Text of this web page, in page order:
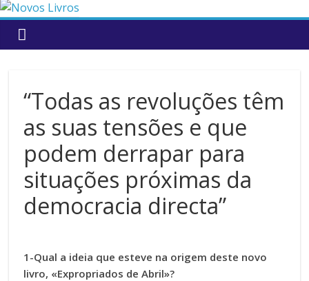
content
“Todas as revoluções têm
as suas tensões e que
podem derrapar para
situações próximas da
democracia directa”
1-Qual a ideia que esteve na origem deste novo
livro, «Expropriados de Abril»?